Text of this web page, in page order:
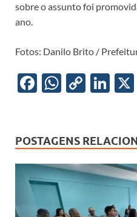
sobre o assunto foi
ano.
Fotos: Danilo Brito /
F
b
o
o
W
s
A
p
p
C
y
Li
n
Li
e
dI
n
POSTAGENS